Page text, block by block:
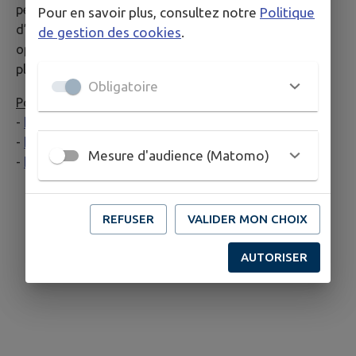
personnes à mobilité réduite. Il est recommandé
d’utiliser les applications en ligne des différents
opérateurs pour connaître les horaires en temps réel et
planifier vos trajets efficacement.
Pour en savoir plus :
-
-
-
http://www.arcenciel.fr/
Pour en savoir plus, consultez notre Politique
de gestion des cookies
Obligatoire
Mesure d'audience (Matomo)
REFUSER VALIDER MON CHOIX
AUTORISER